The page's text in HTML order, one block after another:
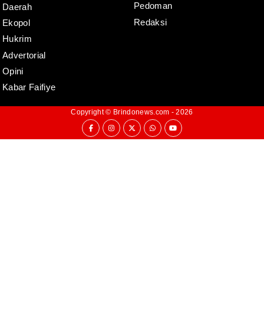
Daerah
Ekopol
Hukrim
Advertorial
Opini
Kabar Faifiye
Pedoman
Redaksi
Copyright © Brindonews.com - 2026